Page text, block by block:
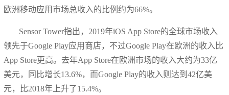
欧洲移动应用市场总收入的比例约为66%。
Sensor Tower指出，2019年iOS App Store的全球市场收入
领先于Google Play应用商店，不过Google Play在欧洲的收入比
App Store更高。去年App Store在欧洲市场的收入大约为33亿
美元，同比增长13.6%，而Google Play的收入则达到42亿美
元，比2018年上升了15.4%。